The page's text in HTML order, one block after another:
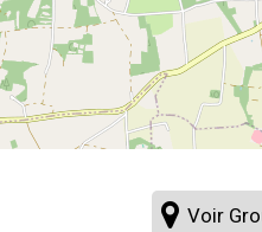
Voir